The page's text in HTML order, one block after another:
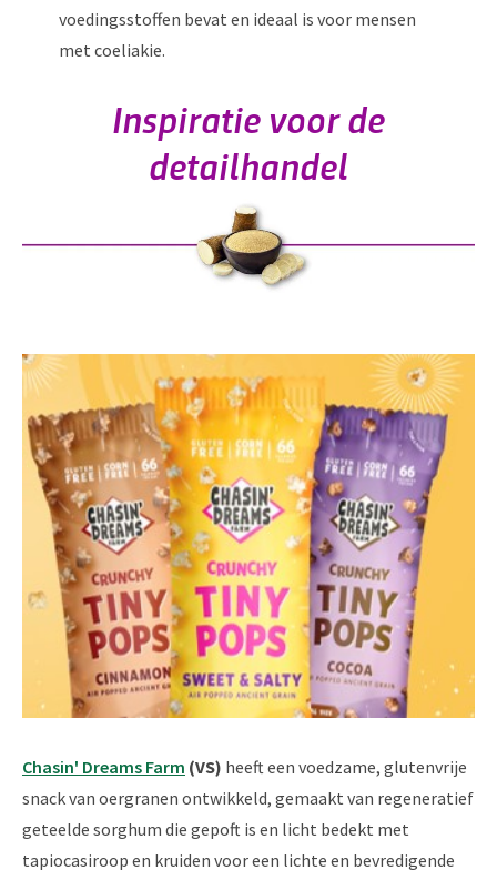
voedingsstoffen bevat en ideaal is voor mensen
met coeliakie.
Inspiratie voor de
detailhandel
Chasin' Dreams Farm (VS) heeft een voedzame, glutenvrije
snack van oergranen ontwikkeld, gemaakt van regeneratief
geteelde sorghum die gepoft is en licht bedekt met
tapiocasiroop en kruiden voor een lichte en bevredigende